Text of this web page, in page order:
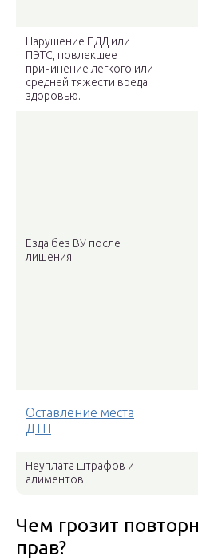
Нарушение ПДД или
ПЭТС, повлекшее
причинение легкого или
средней тяжести вреда
здоровью.
Езда без ВУ после
лишения
Оставление места
ДТП
Неуплата штрафов и
алиментов
Чем грозит
прав?